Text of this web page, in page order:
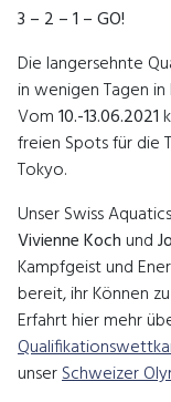
3 – 2 – 1 – GO!
Die langersehnte
in wenigen Tagen
Vom10.-13.06.2021
freien Spots für die
Tokyo.
Unser Swiss
Vivienne Kochund
Kampfgeist und
bereit, ihr Können
Erfahrt hier mehr
unserSchweizer